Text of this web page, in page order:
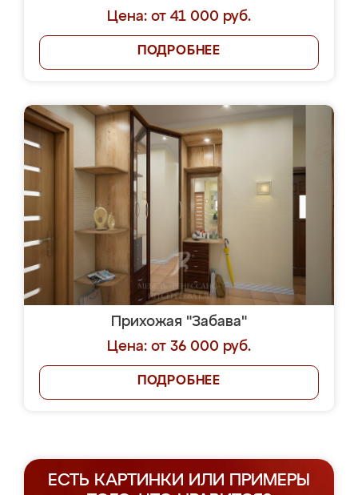
Цена: от 41 000 руб.
ПОДРОБНЕЕ
Прихожая "Забава"
Цена: от 36 000 руб.
ПОДРОБНЕЕ
ЕСТЬ КАРТИНКИ ИЛИ ПРИМЕРЫ